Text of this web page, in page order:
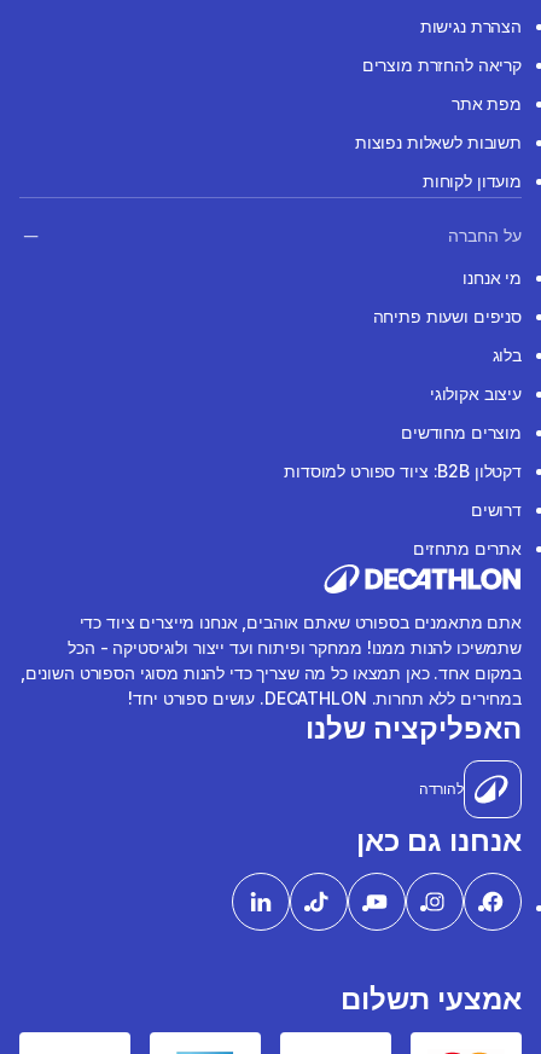
הצהרת נגישות
קריאה להחזרת מוצרים
מפת אתר
תשובות לשאלות נפוצות
מועדון לקוחות
על החברה
מי אנחנו
סניפים ושעות פתיחה
בלוג
עיצוב אקולוגי
מוצרים מחודשים
דקטלון B2B: ציוד ספורט למוסדות
דרושים
אתרים מתחזים
אתם מתאמנים בספורט שאתם אוהבים, אנחנו מייצרים ציוד כדי
שתמשיכו להנות ממנו! ממחקר ופיתוח ועד ייצור ולוגיסטיקה - הכל
במקום אחד. כאן תמצאו כל מה שצריך כדי להנות מסוגי הספורט השונים,
במחירים ללא תחרות. DECATHLON. עושים ספורט יחד!
האפליקציה שלנו
להורדה
אנחנו גם כאן
אמצעי תשלום